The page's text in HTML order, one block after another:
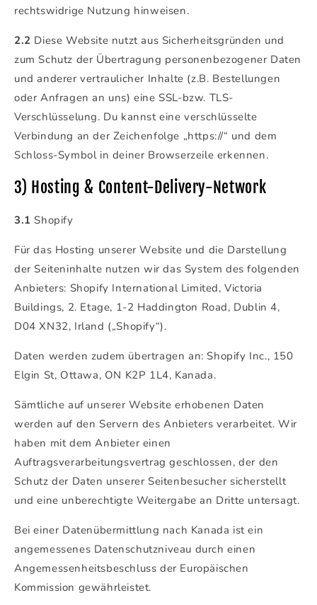
rechtswidrige Nutzung hinweisen.
2.2 Diese Website nutzt aus Sicherheitsgründen und
zum Schutz der Übertragung personenbezogener Daten
und anderer vertraulicher Inhalte (z.B. Bestellungen
oder Anfragen an uns) eine SSL-bzw. TLS-
Verschlüsselung. Du kannst eine verschlüsselte
Verbindung an der Zeichenfolge „https://“ und dem
Schloss-Symbol in deiner Browserzeile erkennen.
3) Hosting & Content-Delivery-Network
3.1 Shopify
Für das Hosting unserer Website und die Darstellung
der Seiteninhalte nutzen wir das System des folgenden
Anbieters: Shopify International Limited, Victoria
Buildings, 2. Etage, 1-2 Haddington Road, Dublin 4,
D04 XN32, Irland („Shopify“).
Daten werden zudem übertragen an: Shopify Inc., 150
Elgin St, Ottawa, ON K2P 1L4, Kanada.
Sämtliche auf unserer Website erhobenen Daten
werden auf den Servern des Anbieters verarbeitet. Wir
haben mit dem Anbieter einen
Auftragsverarbeitungsvertrag geschlossen, der den
Schutz der Daten unserer Seitenbesucher sicherstellt
und eine unberechtigte Weitergabe an Dritte untersagt.
Bei einer Datenübermittlung nach Kanada ist ein
angemessenes Datenschutzniveau durch einen
Angemessenheitsbeschluss der Europäischen
Kommission gewährleistet.